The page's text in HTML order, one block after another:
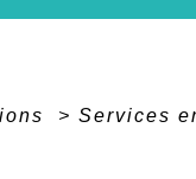
> Services